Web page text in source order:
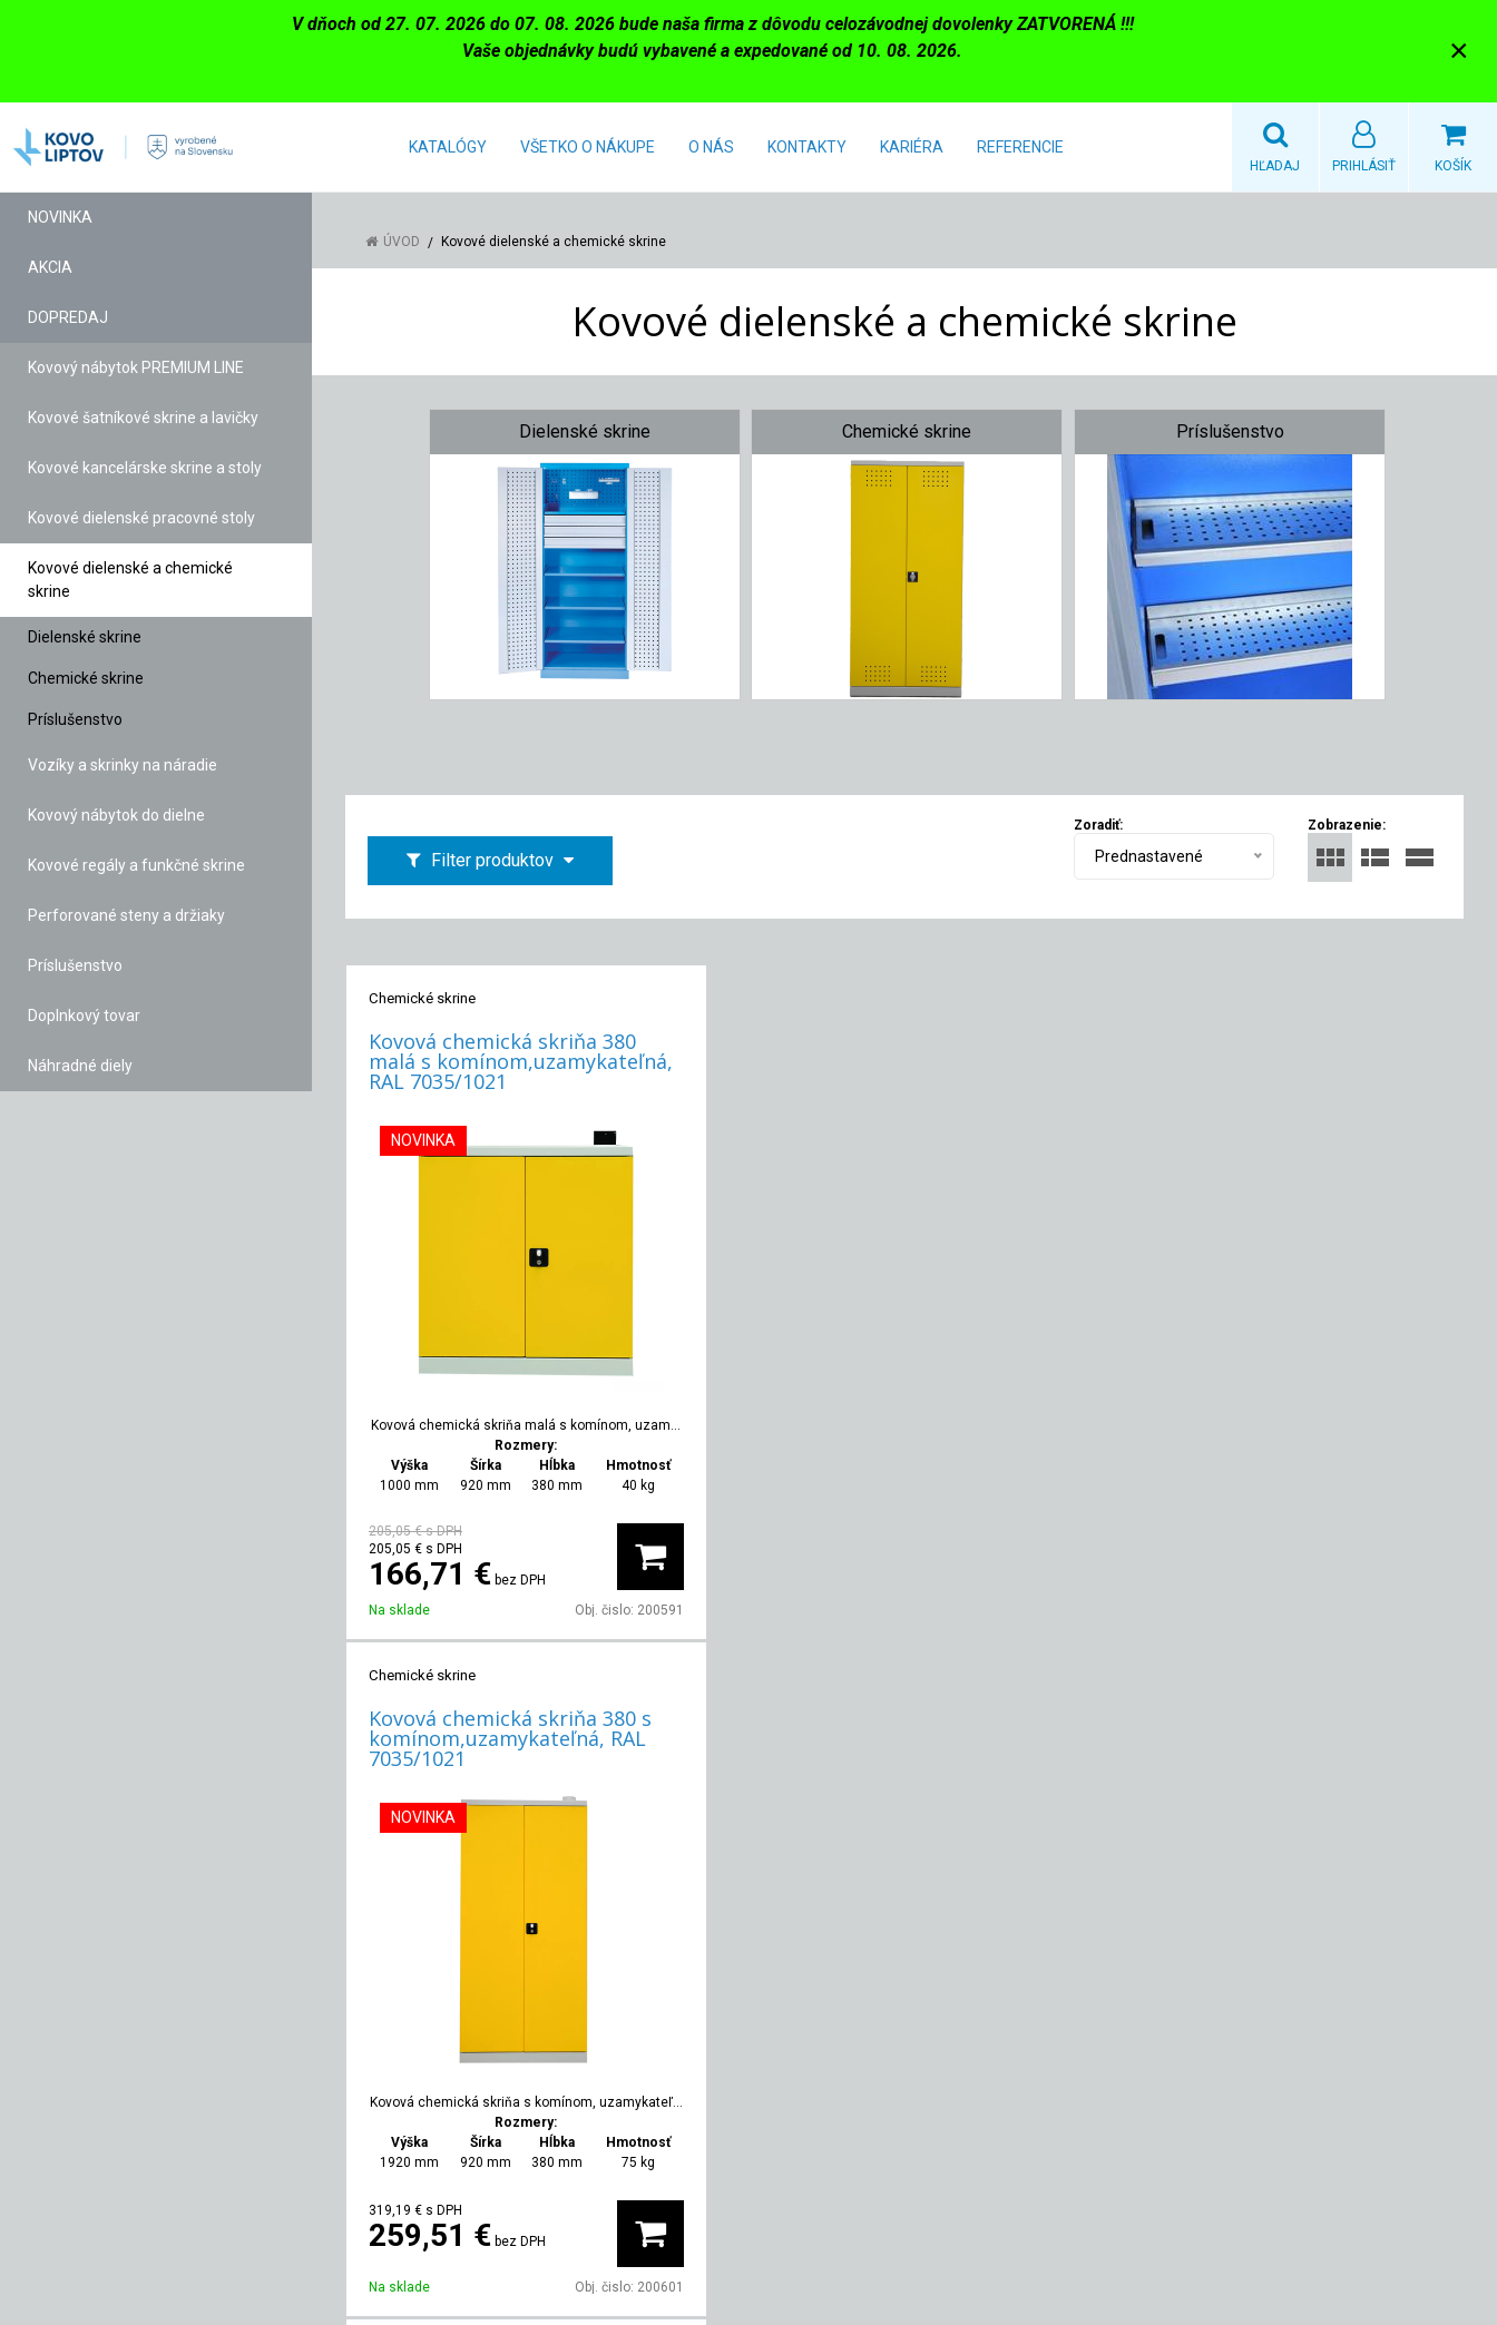
V dňoch od 27. 07. 2026 do 07. 08. 2026 bude naša firma z dôvodu celozávodnej dovolenky ZATVORENÁ !!!
Vaše objednávky budú vybavené a expedované od 10. 08. 2026.
×
KATALÓGY VŠETKO O NÁKUPE O NÁS KONTAKTY KARIÉRA REFERENCIE
KOŠÍK
PRIHLÁSIŤ
HĽADAJ
NOVINKA
AKCIA
DOPREDAJ
Kovový nábytok PREMIUM LINE
Kovové šatníkové skrine a lavičky
Kovové kancelárske skrine a stoly
Kovové dielenské pracovné stoly
Kovové dielenské a chemické
skrine
Dielenské skrine
Chemické skrine
Príslušenstvo
Vozíky a skrinky na náradie
Kovový nábytok do dielne
Kovové regály a funkčné skrine
Perforované steny a držiaky
Príslušenstvo
Doplnkový tovar
Náhradné diely
ÚVOD Kovové dielenské a chemické skrine
Kovové dielenské a chemické skrine
Dielenské skrine Chemické skrine Príslušenstvo
Filter produktov
Zobrazenie:
Zoradiť:
Prednastavené
Chemické skrine
Kovová chemická skriňa 380
malá s komínom,uzamykateľná,
RAL 7035/1021
NOVINKA
Kovová chemická skriňa malá s komínom, uzamykateľná, RAL 7035/1021
Rozmery:
Výška
Šírka Hĺbka
Hmotnosť
1000 mm
920 mm 380 mm 40 kg
205,05 €s DPH
205,05 € s DPH
166,71 € bez DPH
Na sklade
Obj. čislo: 200591
Chemické skrine
Kovová chemická skriňa 380 s
komínom,uzamykateľná, RAL
7035/1021
NOVINKA
Kovová chemická skriňa s komínom, uzamykateľná, RAL 7035/1021
Rozmery:
Výška
Šírka Hĺbka
Hmotnosť
1920 mm
920 mm 380 mm 75 kg
319,19 € s DPH
259,51 € bez DPH
Na sklade Obj. čislo: 200601